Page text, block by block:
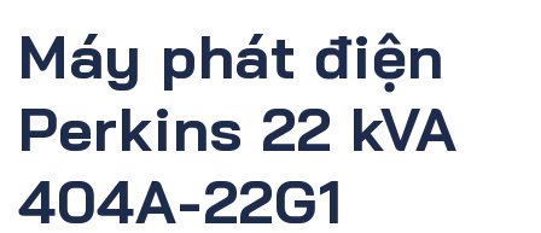
Máy phát điện
Perkins 22 kVA
404A-22G1